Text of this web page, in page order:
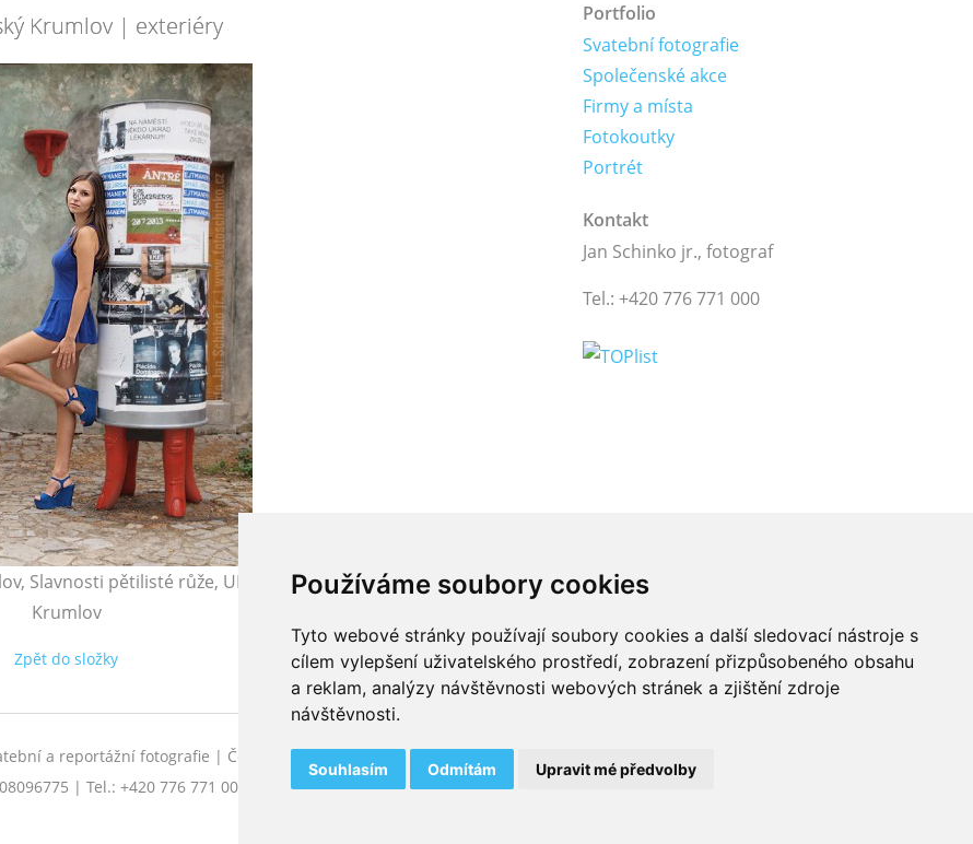
Používáme soubory cookies
Tyto webové stránky používají soubory cookies a další sledovací nástroje s
cílem vylepšení uživatelského prostředí, zobrazení přizpůsobeného obsahu
a reklam, analýzy návštěvnosti webových stránek a zjištění zdroje
návštěvnosti.
Souhlasím Odmítám Upravit mé předvolby
Krumlov | exteriéry
Slavnosti pětilisté růže, UNESCO, Vltava, Hrad a zámek Český
Krumlov
Další →
Zpět do složky
Portfolio
Svatební fotografie
Společenské akce
Firmy a místa
Fotokoutky
Portrét
Kontakt
Jan Schinko jr., fotograf
Tel.: +420 776 771 000
a reportážní fotografie | České Budějovice, jižní Čechy | Dodavatelem obsahu stránek je Jan Schinko jr. a osoby
| Tel.: +420 776 771 000 |
E-mail | Facebook|Instagram|YouTube